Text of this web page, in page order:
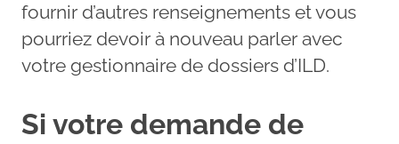
fournir d’autres renseignements et vous
pourriez devoir à nouveau parler avec
votre gestionnaire de dossiers d’ILD.
Si votre demande de